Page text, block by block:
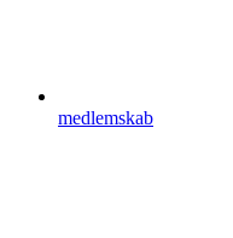
medlemskab